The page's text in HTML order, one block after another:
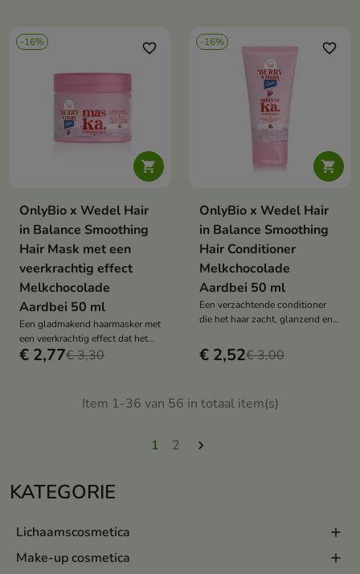
KATEGORIE
Lichaamscosmetica
Make-up cosmetica
-16%

favorite_border
OnlyBio x Wedel Hair
in Balance Smoothing
Hair Mask met een
veerkrachtig effect
Melkchocolade
Aardbei 50 ml
Een gladmakend haarmasker met
een veerkrachtig effect dat het
haar elasticiteit en glans geeft en
€ 2,77€ 3,30
-16%

favorite_border
OnlyBio x Wedel Hair
in Balance Smoothing
Hair Conditioner
Melkchocolade
Aardbei 50 ml
Een verzachtende conditioner
die het haar zacht, glanzend en
de heerlijke geur van
aardbeienmelkchocolade.
€ 2,52€ 3,00
Item 1-36 van 56 in totaal item(s)
1 2 